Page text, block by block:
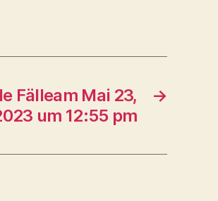
→
Fälleam Mai 23,
um 12:55 pm